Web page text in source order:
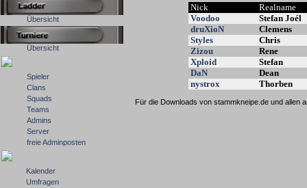
Übersicht
Übersicht
Spieler
Clans
Squads
Teams
Admins
Server
freie Adminposten
Kalender
Umfragen
Nick
Realname
Voodoo
Stefan Joél
druXioN
Clemens
Styles
Chris
Zizou
Rene
Xploid
Stefan
DaN
Dean
nystrox
Thorben
Für die Downloads von stammkneipe.de und allen